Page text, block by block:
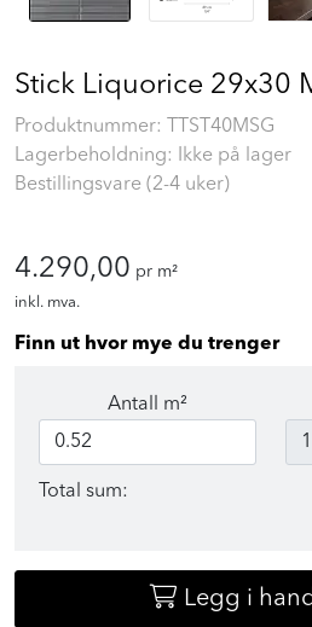
Stick Liquorice 29x30
Produktnummer:
TTST40MSG
Lagerbeholdning: Ikke på lager
Bestillingsvare (2-4 uker)
4.290,00 pr m²
inkl. mva.
Finn ut hvor mye du trenger
Antall m²
Total sum:
Legg i